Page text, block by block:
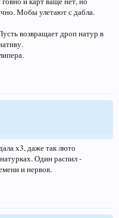
Мобы улетают с дабла.
возвращает дроп натур в
х3, даже так люто
Один распил -
и нервов.